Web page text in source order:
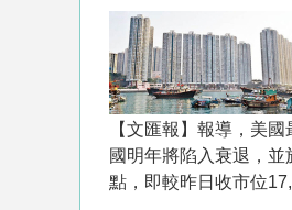
【文匯報】報導，美
國明年將陷入衰退，
點，即較昨日收市位